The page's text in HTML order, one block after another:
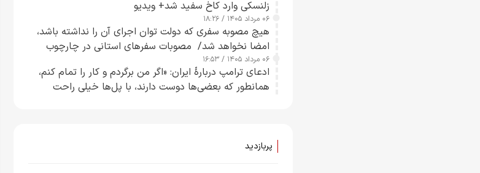
زلنسکی وارد کاخ سفید شد+ ویدیو
۰۶ مرداد ۱۴۰۵ / ۱۸:۲۶
هیچ مصوبه سفری که دولت توان اجرای آن را نداشته باشد،
امضا نخواهد شد/ مصوبات سفرهای استانی در چارچوب
قانون بودجه است+ عکس
۰۶ مرداد ۱۴۰۵ / ۱۶:۵۳
ادعای ترامپ دربارهٔ ایران: «اگر من برگردم و کار را تمام کنم،
همانطور که بعضی‌ها دوست دارند، با پل‌ها خیلی راحت
پربازدید